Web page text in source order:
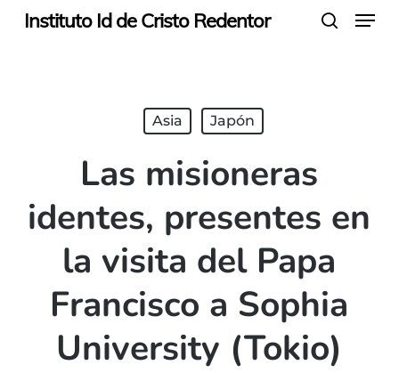
SkipInstituto Id de Cristo Redentor Menu
Asia Japón
Las misioneras
identes, presentes en
la visita del Papa
Francisco a Sophia
University (Tokio)